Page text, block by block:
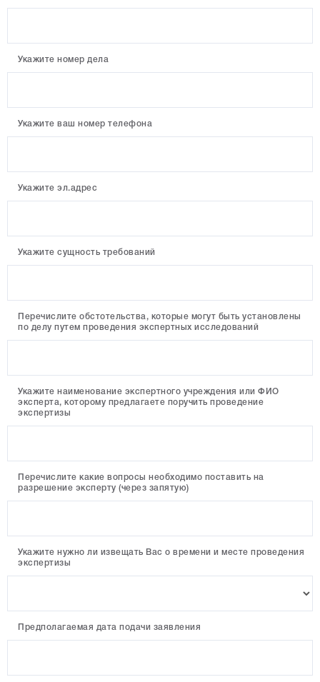
Укажите номер дела
Укажите ваш номер телефона
Укажите эл.адрес
Укажите сущность требований
Перечислите обстотельства, которые могут быть установлены
по делу путем проведения экспертных исследований
Укажите наименование экспертного учреждения или ФИО
эксперта, которому предлагаете поручить проведение
экспертизы
Перечислите какие вопросы необходимо поставить на
разрешение эксперту (через запятую)
Укажите нужно ли извещать Вас о времени и месте проведения
экспертизы
Предполагаемая дата подачи заявления